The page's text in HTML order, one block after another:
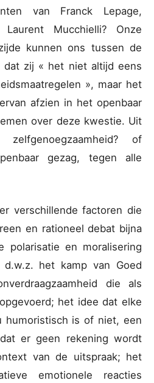
van Franck Lepage,
Mucchielli? Onze
kunnen ons tussen de
dat zij « het niet altijd eens
», maar het
afzien in het openbaar
over deze kwestie. Uit
zelfgenoegzaamheid? of
gezag, tegen alle
verschillende factoren die
en rationeel debat bijna
polarisatie en moralisering
het kamp van Goed
die als
het idee dat elke
humoristisch is of niet, een
er geen rekening wordt
van de uitspraak; het
emotionele reacties